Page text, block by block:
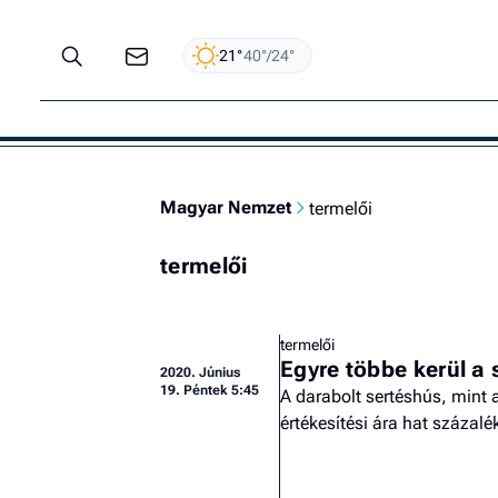
21°40°/24°
Magyar Nemzet termelői
termelői
2020. Június
19. Péntek 5:45
termelői
Egyre többe kerül
A darabolt sertéshús, mint
értékesítési ára hat